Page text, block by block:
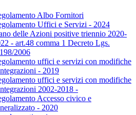
Albo Fornitori
Uffici e Servizi - 2024
delle Azioni positive triennio 2020-
- art.48 comma 1 Decreto Lgs.
2006
uffici e servizi con modifiche
- 2019
uffici e servizi con modifiche
2002-2018 -
Accesso civico e
- 2020